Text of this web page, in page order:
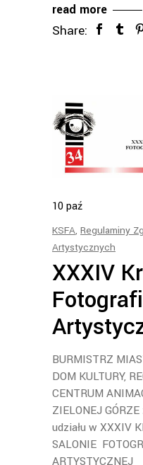
read more
Share:
10paź
KSFA, Regulaminy
Artystycznych
XXXIV
BURMISTRZ
DOM KULTURY,
CENTRUM
ZIELONEJ
udziału w XXXIV
SALONIE
ARTYSTYCZNEJ